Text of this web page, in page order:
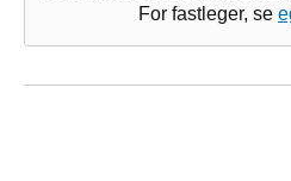
For fastleger, se